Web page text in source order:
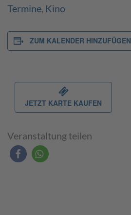
Termine Kino
ZUM KALENDER HINZUFÜGEN
JETZT KARTE KAUFEN
Veranstaltung teilen